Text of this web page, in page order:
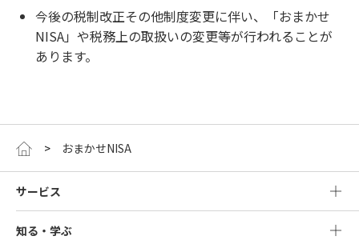
今後の税制改正その他制度変更に伴い、「おまかせ
NISA」や税務上の取扱いの変更等が行われることが
あります。
おまかせNISA
サービス
知る・学ぶ